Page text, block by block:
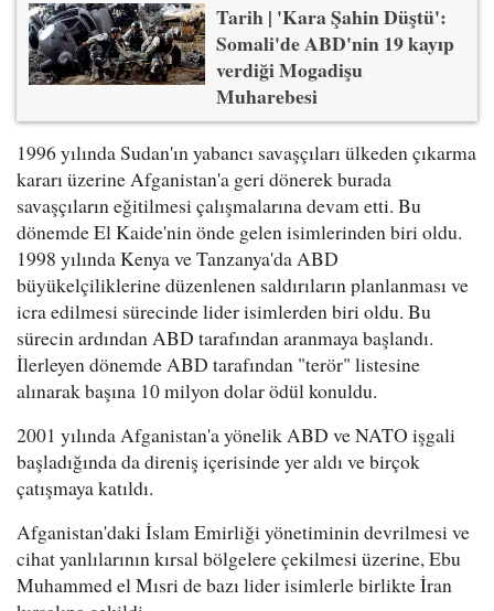
Tarih | 'Kara Şahin Düştü':
Somali'de ABD'nin 19 kayıp
verdiği Mogadişu
Muharebesi
1996 yılında Sudan'ın yabancı savaşçıları ülkeden çıkarma
kararı üzerine Afganistan'a geri dönerek burada
savaşçıların eğitilmesi çalışmalarına devam etti. Bu
dönemde El Kaide'nin önde gelen isimlerinden biri oldu.
1998 yılında Kenya ve Tanzanya'da ABD
büyükelçiliklerine düzenlenen saldırıların planlanması ve
icra edilmesi sürecinde lider isimlerden biri oldu. Bu
sürecin ardından ABD tarafından aranmaya başlandı.
İlerleyen dönemde ABD tarafından "terör" listesine
alınarak başına 10 milyon dolar ödül konuldu.
2001 yılında Afganistan'a yönelik ABD ve NATO işgali
başladığında da direniş içerisinde yer aldı ve birçok
çatışmaya katıldı.
Afganistan'daki İslam Emirliği yönetiminin devrilmesi ve
cihat yanlılarının kırsal bölgelere çekilmesi üzerine, Ebu
Muhammed el Mısri de bazı lider isimlerle birlikte İran